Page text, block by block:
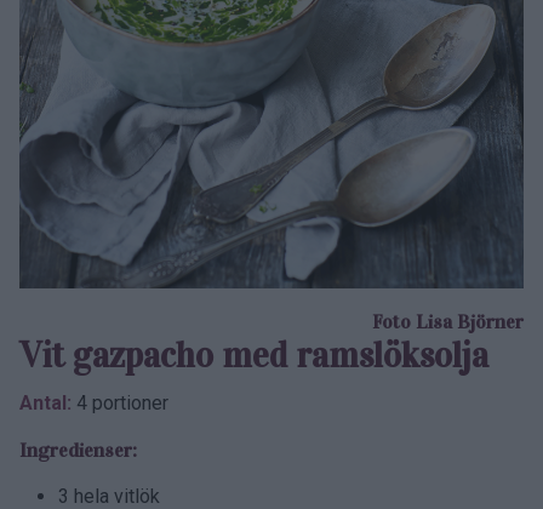
Foto Lisa Björner
Vit gazpacho med ramslöks­olja
Antal: 4 portioner
Ingredienser:
3 hela vitlök